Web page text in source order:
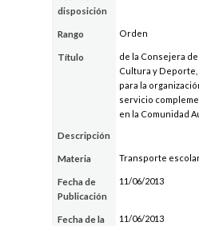
disposición
Rango Orden
Título
de la Consejera
Cultura y
para la
servicio
en la Comunidad
Descripción
Materia Transporte
Fecha de
Publicación
11/06/2013
Fecha de la
11/06/2013